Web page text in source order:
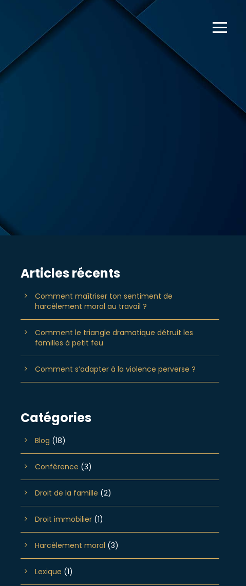
Articles récents
Comment maîtriser ton sentiment de
harcèlement moral au travail ?
Comment le triangle dramatique détruit les
familles à petit feu
Comment s’adapter à la violence perverse ?
Catégories
Blog (18)
Conférence (3)
Droit de la famille (2)
Droit immobilier (1)
Harcèlement moral (3)
Lexique (1)